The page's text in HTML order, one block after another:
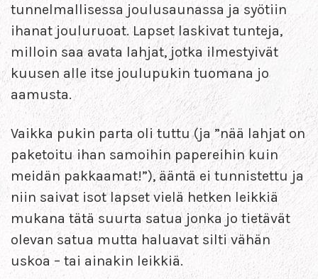
tunnelmallisessa joulusaunassa ja syötiin
ihanat jouluruoat. Lapset laskivat tunteja,
milloin saa avata lahjat, jotka ilmestyivät
kuusen alle itse joulupukin tuomana jo
aamusta.
Vaikka pukin parta oli tuttu (ja ”nää lahjat on
paketoitu ihan samoihin papereihin kuin
meidän pakkaamat!”), ääntä ei tunnistettu ja
niin saivat isot lapset vielä hetken leikkiä
mukana tätä suurta satua jonka jo tietävät
olevan satua mutta haluavat silti vähän
uskoa – tai ainakin leikkiä.